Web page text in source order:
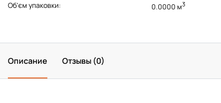
Об'єм упаковки:
0.0000 м3
Описание Отзывы (0)